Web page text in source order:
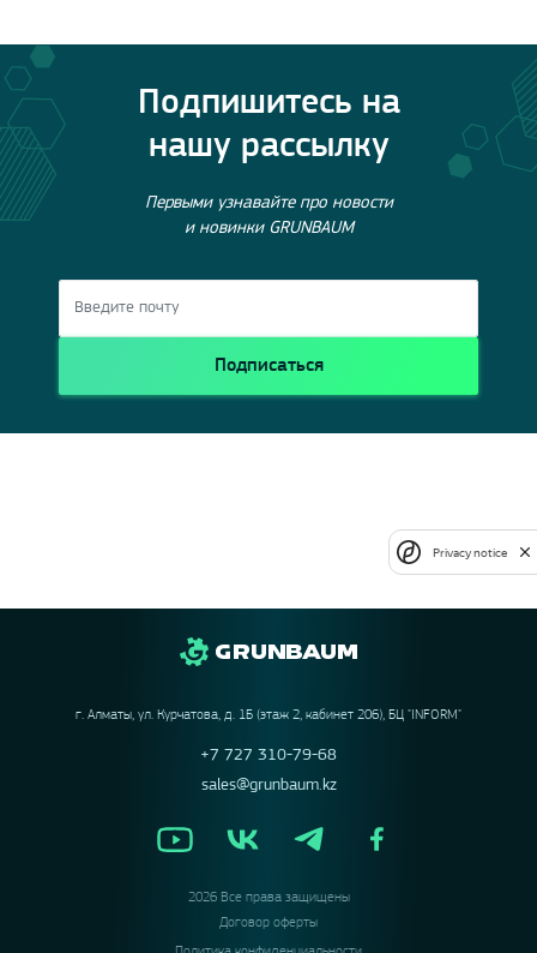
Подпишитесь на
нашу рассылку
Первыми узнавайте про новости
и новинки GRUNBAUM
Подписаться
г. Алматы, ул. Курчатова, д. 1Б (этаж 2, кабинет 206), БЦ "INFORM"
+7 727 310-79-68
sales@grunbaum.kz
2026 Все права защищены
Договор оферты
Privacy notice